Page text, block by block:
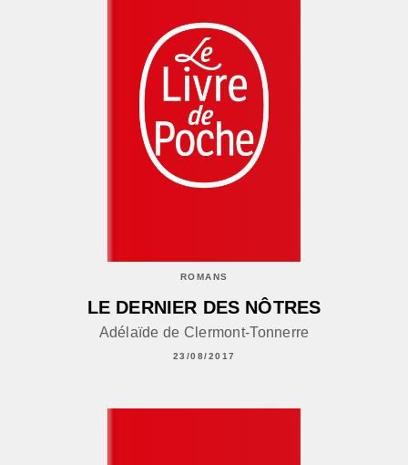
ROMANS
LE DERNIER DES NÔTRES
Adélaïde de Clermont-Tonnerre
23/08/2017